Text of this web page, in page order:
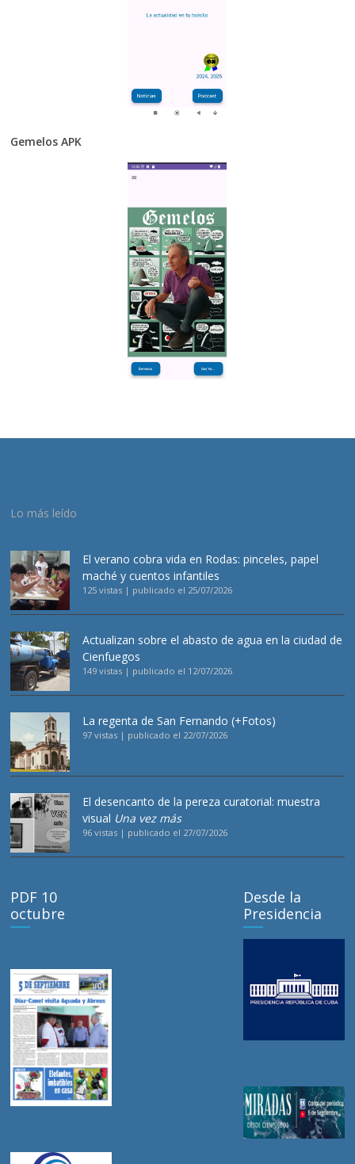
Gemelos APK
Lo más leído
El verano cobra vida en Rodas: pinceles, papel
maché y cuentos infantiles
125 vistas | publicado el 25/07/2026
Actualizan sobre el abasto de agua en la ciudad de
Cienfuegos
149 vistas | publicado el 12/07/2026
La regenta de San Fernando (+Fotos)
97 vistas | publicado el 22/07/2026
El desencanto de la pereza curatorial: muestra
visual Una vez más
96 vistas | publicado el 27/07/2026
PDF 10
octubre
Desde la
Presidencia